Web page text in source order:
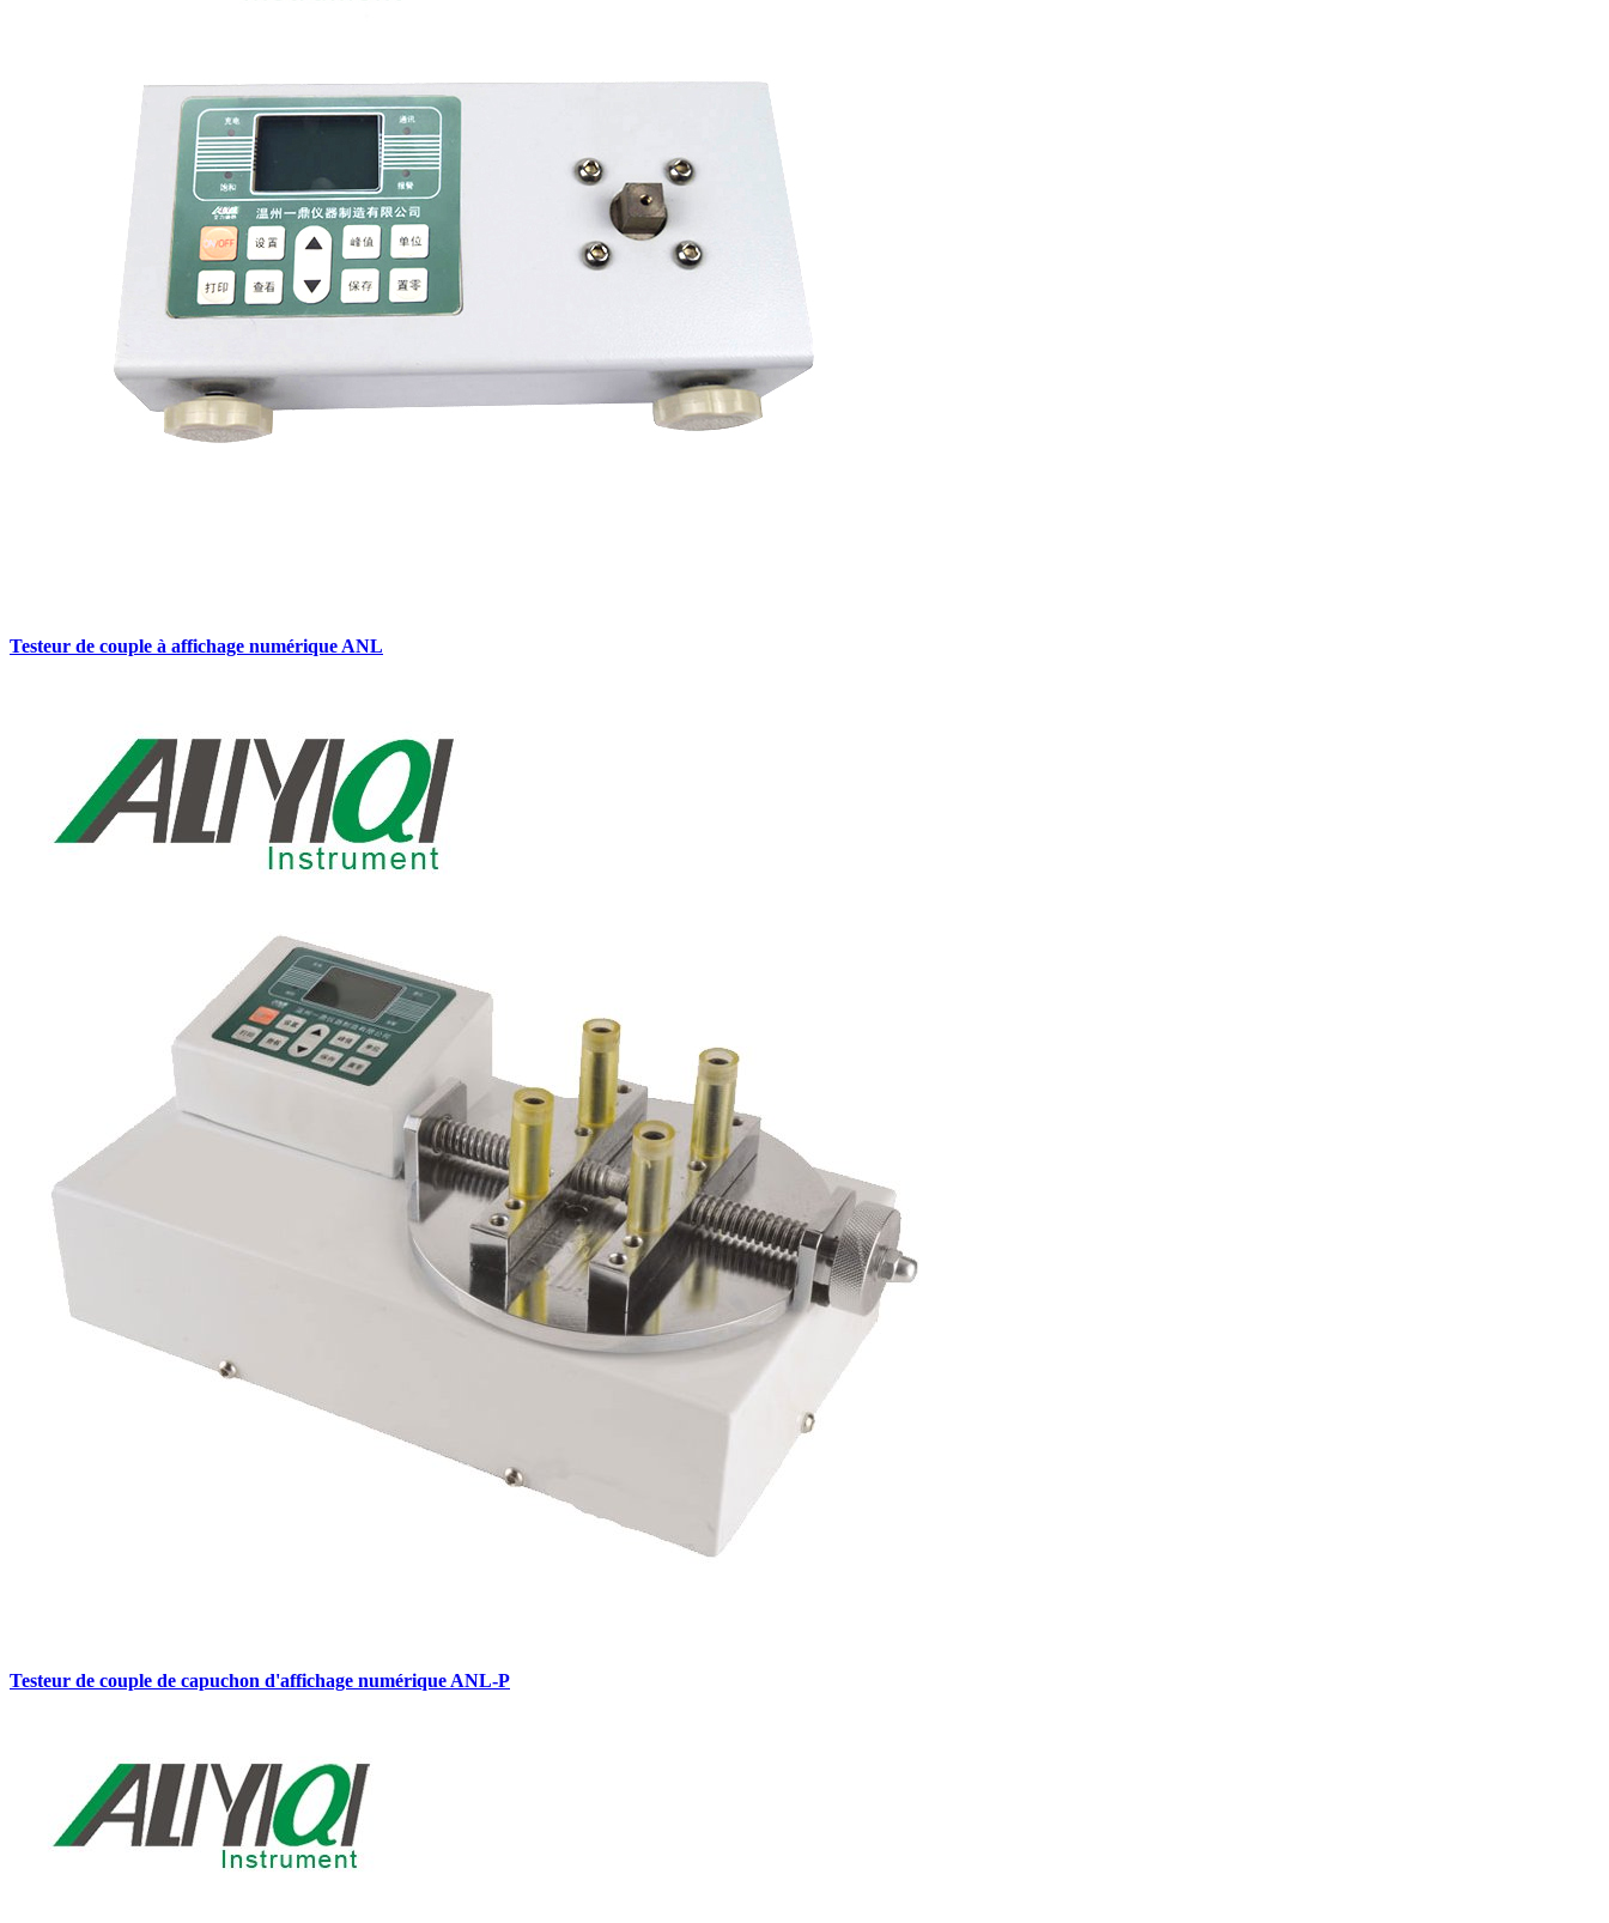
Testeur de couple à affichage numérique ANL
Testeur de couple de capuchon d'affichage numérique ANL-P